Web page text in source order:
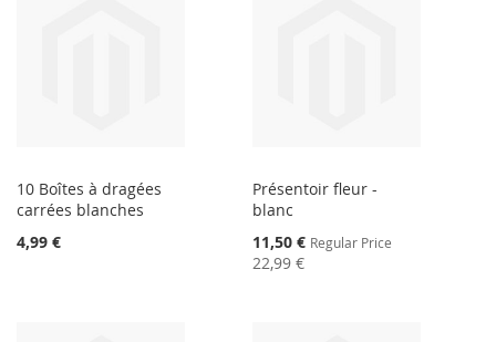
10 Boîtes à dragées
carrées blanches
4,99 €
Présentoir fleur -
blanc
Special
Price
11,50 € Regular Price
22,99 €